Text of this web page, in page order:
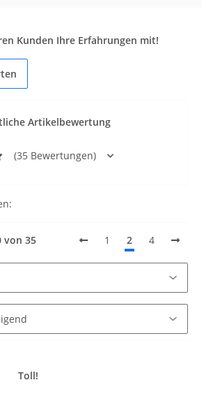
Artikelbewertung
(35 Bewertungen)
Kunden Ihre Erfahrungen mit!
von 35 1 2 4
Toll!